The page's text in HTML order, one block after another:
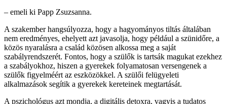
– emeli ki Papp Zsuzsanna.
A szakember hangsúlyozza, hogy a hagyományos tiltás általában
nem eredményes, ehelyett azt javasolja, hogy például a szünidőre, a
közös nyaralásra a család közösen alkossa meg a saját
szabályrendszerét. Fontos, hogy a szülők is tartsák magukat ezekhez
a szabályokhoz, hiszen a gyerekek folyamatosan versengenek a
szülők figyelméért az eszközökkel. A szülői felügyeleti
alkalmazások segítik a gyerekek kereteinek megtartását.
A pszichológus azt mondja, a digitális detoxra, vagyis a tudatos